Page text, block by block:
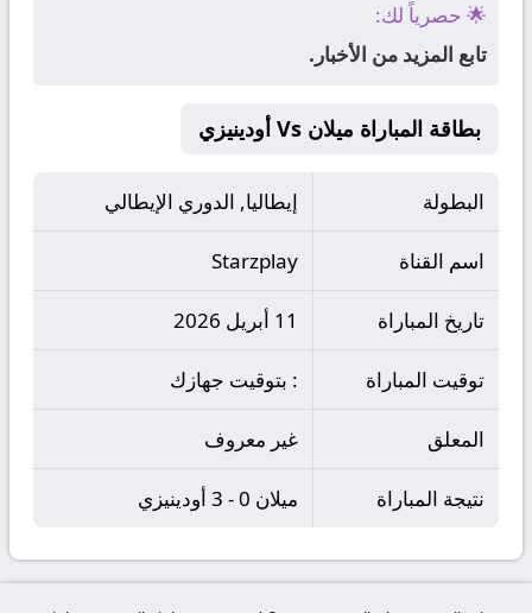
🌟 حصرياً لك:
تابع المزيد من الأخبار.
بطاقة المباراة ميلان Vs أودينيزي
البطولة إيطاليا, الدوري الإيطالي
اسم القناة Starzplay
تاريخ المباراة 11 أبريل 2026
توقيت المباراة : بتوقيت جهازك
المعلق غير معروف
نتيجة المباراة ميلان 0 - 3 أودينيزي